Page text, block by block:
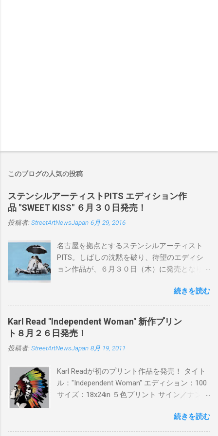
このブログの人気の投稿
ステンシルアーティストPITS エディション作
品 "SWEET KISS" ６月３０日発売！
投稿者: StreetArtNewsJapan 6月 29, 2016
名古屋を拠点とするステンシルアーティスト
PITS。しばしの沈黙を破り、待望のエディシ
ョン作品が、６月３０日（木）に発売となり
品に落とし込むスタイルは今作でも健在。(
PITSの過去記事はこちらから ) 発売日：6月30
日(木)19時 タイトル：SWEET KISS カラー：
BLUE/MINT GREEN/PINK/YELLOW エディショ
ン：各色５ サイズ：800mm × 550mm 価格：
¥16,000(¥17,280) 購入は、 こちら から
続きを読む
Karl Read "Independent Woman" 新作プリン
ト８月２６日発売！
投稿者: StreetArtNewsJapan 8月 19, 2011
Karl Readが初のプリント作品を発売！ タイト
ル："Independent Woman" エディション：100
サイズ：18x24in ５色プリント サイン／ナンバ
ドフィニッシュバージョン（エディション：
25）$125 購入は８月２６日に こちら から
続きを読む